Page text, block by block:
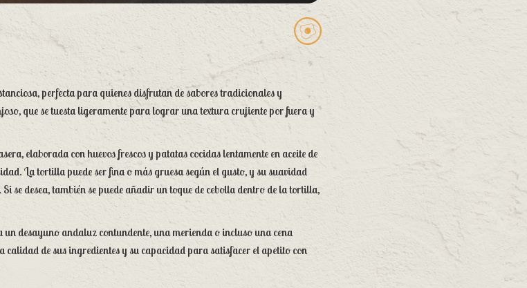
perfecta para quienes disfrutan de sabores tradicionales y
que se tuesta ligeramente para lograr una textura crujiente por fuera y
elaborada con huevos frescos y patatas cocidas lentamente en aceite de
La tortilla puede ser fina o más gruesa según el gusto, y su suavidad
se desea, también se puede añadir un toque de cebolla dentro de la tortilla,
un desayuno andaluz contundente, una merienda o incluso una cena
calidad de sus ingredientes y su capacidad para satisfacer el apetito con